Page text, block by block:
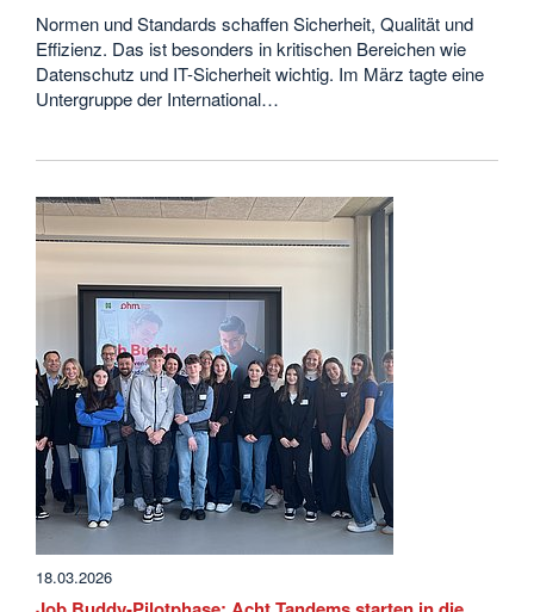
Normen und Standards schaffen Sicherheit, Qualität und
Effizienz. Das ist besonders in kritischen Bereichen wie
Datenschutz und IT-Sicherheit wichtig. Im März tagte eine
Untergruppe der International…
18.03.2026